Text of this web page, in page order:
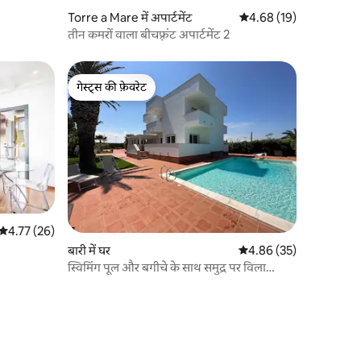
Torre a Mare में अपार्टमेंट औसत रेटिंग 5 में से 4.68,
4.68 (19)
तीन कमरों वाला बीचफ़्रंट अपार्टमेंट 2
रेटिंग 5 में से 4.77, 26 समीक्षाएँ
4.77 (26)
गेस्ट्स की फ़ेवरेट
गेस्ट्स की फ़ेवरेट
बारी में घर औसत रेटिंग 5 में से 4.86,
4.86 (35)
स्विमिंग पूल और बगीचे के साथ समुद्र पर विला